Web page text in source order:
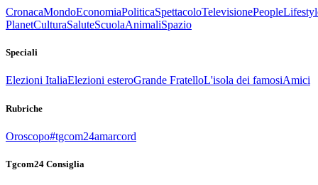
CronacaMondoEconomiaPoliticaSpettacoloTelevisionePeople
PlanetCulturaSaluteScuolaAnimaliSpazio
Speciali
Elezioni ItaliaElezioni esteroGrande FratelloL'isola dei famosiAmici
Rubriche
Oroscopo#tgcom24amarcord
Tgcom24 Consiglia